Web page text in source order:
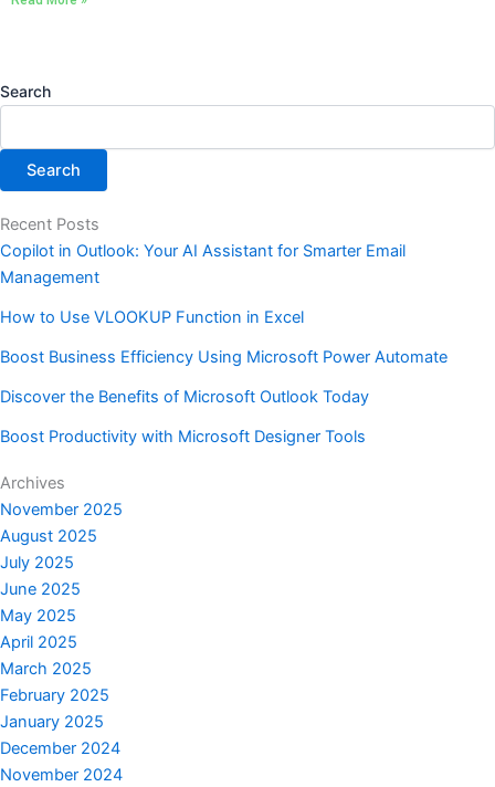
Search
Search
Recent Posts
Copilot in Outlook: Your AI Assistant for Smarter Email
Management
How to Use VLOOKUP Function in Excel
Boost Business Efficiency Using Microsoft Power Automate
Discover the Benefits of Microsoft Outlook Today
Boost Productivity with Microsoft Designer Tools
Archives
November 2025
August 2025
July 2025
June 2025
May 2025
April 2025
March 2025
February 2025
January 2025
December 2024
November 2024